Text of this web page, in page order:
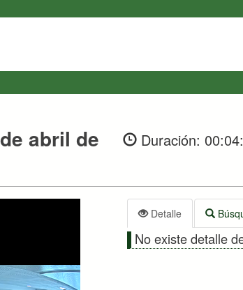
abril de
Duración:
Detalle
No existe detalle